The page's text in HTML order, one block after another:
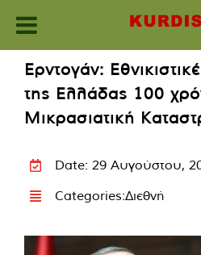
content
Ερντογάν:
της Ελλάδας 100
Μικρασιατική
Date: 29 Αυγούστου,
Categories:Διεθνή